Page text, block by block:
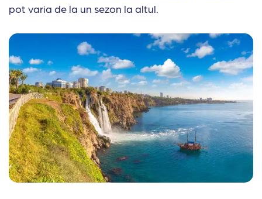
pot varia de la un sezon la altul.